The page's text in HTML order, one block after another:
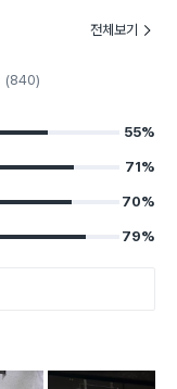
전체보기
(840)
55%
71%
70%
79%